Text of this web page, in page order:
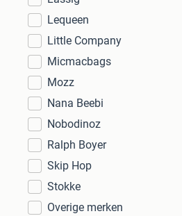
Lequeen
Little Company
Micmacbags
Mozz
Nana Beebi
Nobodinoz
Ralph Boyer
Skip Hop
Stokke
Overige merken